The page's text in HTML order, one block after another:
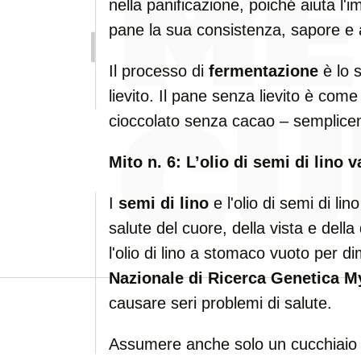
nella panificazione, poiché aiuta
pane la sua consistenza, sapore e
Il processo di fermentazione è lo
lievito. Il pane senza lievito è
cioccolato senza cacao –
Mito n. 6: L’olio di semi di lino
I semi di lino e l'olio di semi di
salute del cuore, della vista e
l'olio di lino a stomaco vuoto per
Nazionale di Ricerca Genetica
causare seri problemi di salute.
Assumere anche solo un